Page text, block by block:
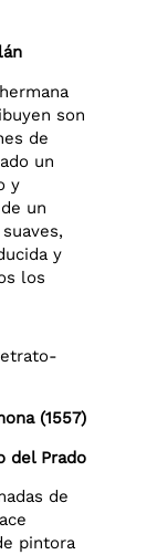
son
de
un
y
un
y
los
(1557)
del Prado
de
pintora